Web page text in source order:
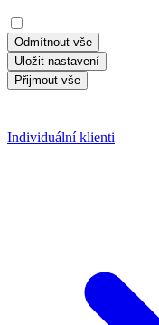
Odmítnout vše
Uložit nastavení
Přijmout vše
Individuální klienti